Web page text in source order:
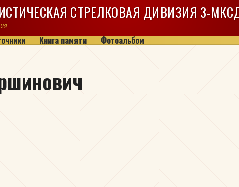
СТРЕЛКОВАЯ ДИВИЗИЯ 3-
Книга памяти Фотоальбом